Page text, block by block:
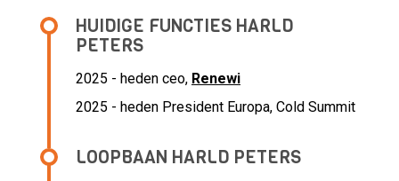
HUIDIGE FUNCTIES HARLD
PETERS
2025 - heden ceo, Renewi
2025 - heden President Europa, Cold Summit
LOOPBAAN HARLD PETERS